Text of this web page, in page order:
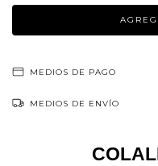
MEDIOS DE PAGO
MEDIOS DE ENVÍO